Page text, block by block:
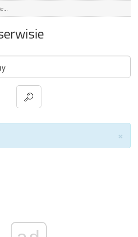
×